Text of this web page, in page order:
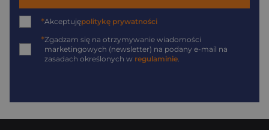
*Akceptujępolitykę prywatności
*Zgadzam się na otrzymywanie wiadomości
marketingowych (newsletter) na podany e-mail na
zasadach określonych w regulaminie.